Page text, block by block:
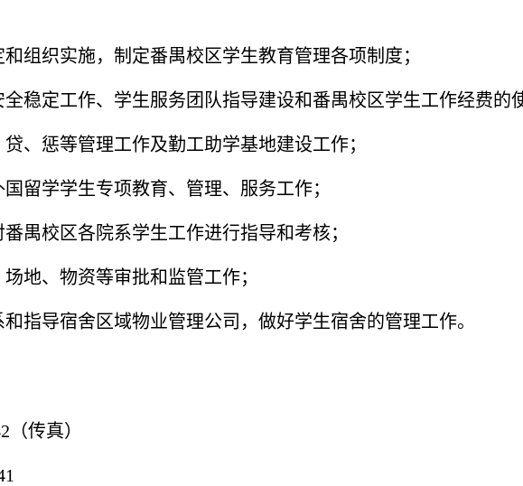
织实施，制定番禺校区学生教育管理各项制度；
定工作、学生服务团队指导建设和番禺校区学生工作经费的
惩等管理工作及勤工助学基地建设工作；
学学生专项教育、管理、服务工作；
校区各院系学生工作进行指导和考核；
、物资等审批和监管工作；
导宿舍区域物业管理公司，做好学生宿舍的管理工作。
传真）